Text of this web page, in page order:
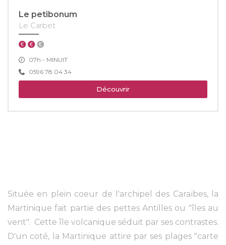
Le petibonum
Le Carbet
07h - MINUIT
0596 78 04 34
Découvrir
Située en plein coeur de l'archipel des Caraïbes, la
Martinique fait partie des pettes Antilles ou "îles au
vent". Cette île volcanique séduit par ses contrastes.
D'un coté, la Martinique attire par ses plages "carte